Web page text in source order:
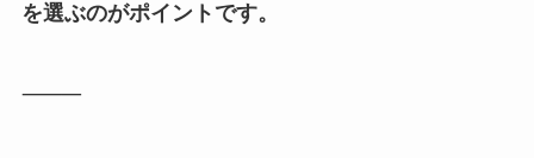
を選ぶのがポイントです。
⸻